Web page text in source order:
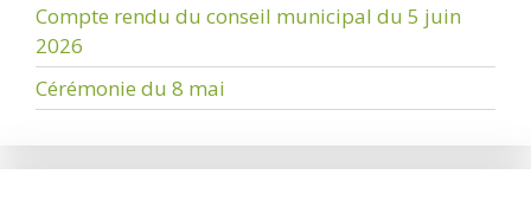
Compte rendu du conseil municipal du 5 juin
2026
Cérémonie du 8 mai